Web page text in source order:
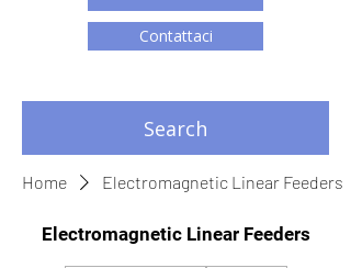
Contattaci
Search
Home Electromagnetic Linear Feeders
Electromagnetic Linear Feeders